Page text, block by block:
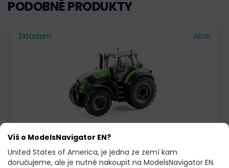
PODOBNÉ PRODUKTY
Skladem Akce
DEUTZ-FAHR 8280 TTV
2 091,00 KČ1 989,00 KČ
Víš o ModelsNavigator EN?
United States of America, je jedna ze zemí kam
doručujeme, ale je nutné nakoupit na ModelsNavigator EN.